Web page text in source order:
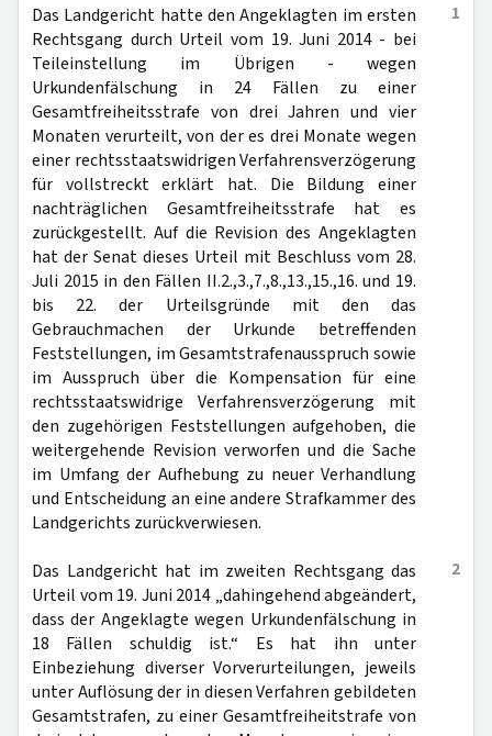
1
Das Landgericht hatte den Angeklagten im ersten
Rechtsgang durch Urteil vom 19. Juni 2014 - bei
Teileinstellung im Übrigen - wegen
Urkundenfälschung in 24 Fällen zu einer
Gesamtfreiheitsstrafe von drei Jahren und vier
Monaten verurteilt, von der es drei Monate wegen
einer rechtsstaatswidrigen Verfahrensverzögerung
für vollstreckt erklärt hat. Die Bildung einer
nachträglichen Gesamtfreiheitsstrafe hat es
zurückgestellt. Auf die Revision des Angeklagten
hat der Senat dieses Urteil mit Beschluss vom 28.
Juli 2015 in den Fällen II.2.,3.,7.,8.,13.,15.,16. und 19.
bis 22. der Urteilsgründe mit den das
Gebrauchmachen der Urkunde betreffenden
Feststellungen, im Gesamtstrafenausspruch sowie
im Ausspruch über die Kompensation für eine
rechtsstaatswidrige Verfahrensverzögerung mit
den zugehörigen Feststellungen aufgehoben, die
weitergehende Revision verworfen und die Sache
im Umfang der Aufhebung zu neuer Verhandlung
und Entscheidung an eine andere Strafkammer des
Landgerichts zurückverwiesen.
2
Das Landgericht hat im zweiten Rechtsgang das
Urteil vom 19. Juni 2014 „dahingehend abgeändert,
dass der Angeklagte wegen Urkundenfälschung in
18 Fällen schuldig ist.“ Es hat ihn unter
Einbeziehung diverser Vorverurteilungen, jeweils
unter Auflösung der in diesen Verfahren gebildeten
Gesamtstrafen, zu einer Gesamtfreiheitstrafe von